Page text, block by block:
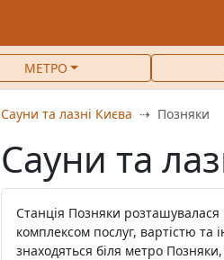
МЕТРО
Сауни та лазні Києва Позняки
Сауни та
Станція Позняки розташувалася
комплексом послуг, вартістю та
знаходяться біля метро